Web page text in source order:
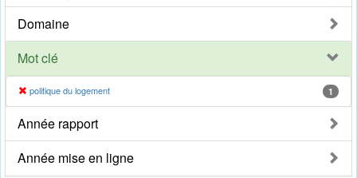
Domaine
Mot clé
politique du logement 1
Année rapport
Année mise en ligne